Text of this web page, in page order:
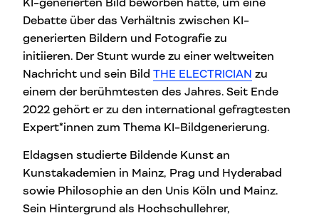
KI-generierten Bild beworben hatte, um eine
Debatte über das Verhältnis zwischen KI-
generierten Bildern und Fotografie zu
initiieren. Der Stunt wurde zu einer weltweiten
Nachricht und sein Bild THE ELECTRICIAN zu
einem der berühmtesten des Jahres. Seit Ende
2022 gehört er zu den international gefragtesten
Expert*innen zum Thema KI-Bildgenerierung.
Eldagsen studierte Bildende Kunst an
Kunstakademien in Mainz, Prag und Hyderabad
sowie Philosophie an den Unis Köln und Mainz.
Sein Hintergrund als Hochschullehrer,